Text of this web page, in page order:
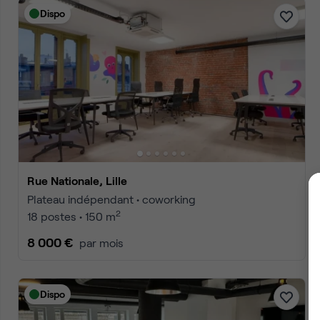
Dispo
Rue Nationale, Lille
Plateau indépendant • coworking
18 postes • 150 m2
8 000 € par mois
Dispo